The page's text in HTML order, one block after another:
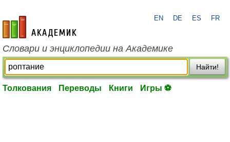
academic.ru
EN DE ES FR
Словари и энциклопедии на Академике
Найти!
Толкования Переводы Книги Игры ⚽